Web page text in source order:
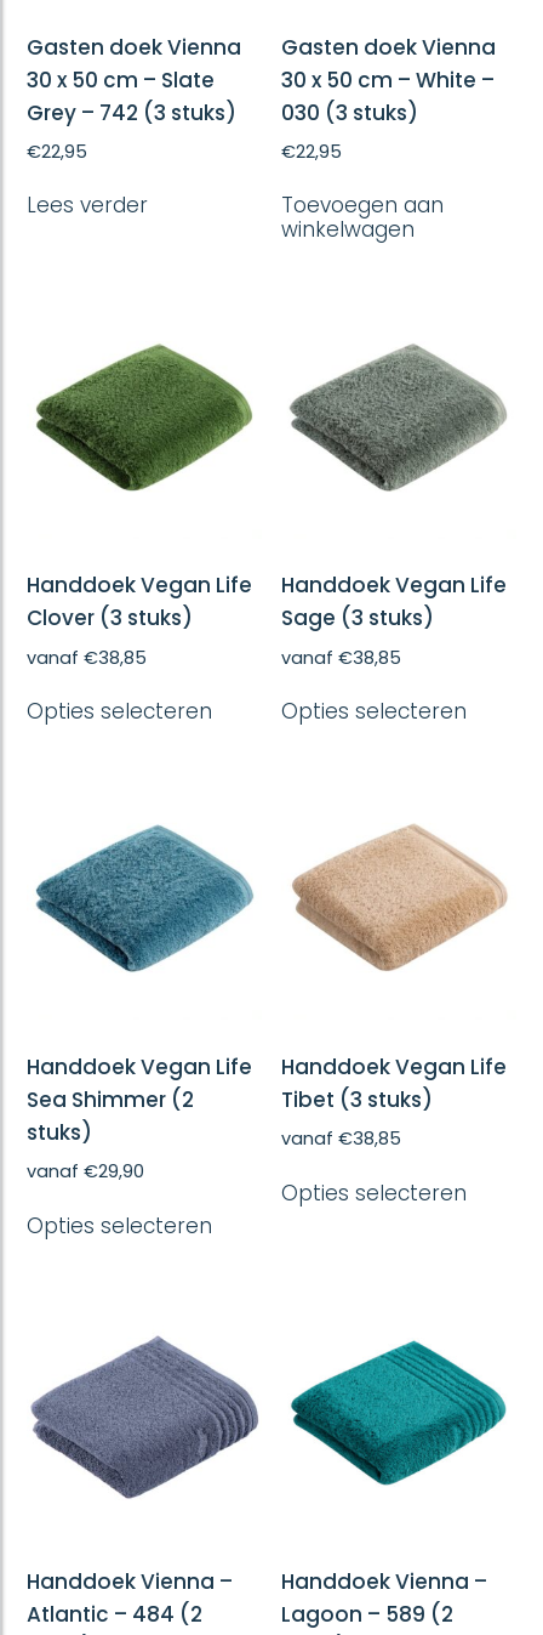
Gasten doek Vienna
30 x 50 cm – Slate
Grey – 742 (3 stuks)
€22,95
Lees verder
Gasten doek Vienna
30 x 50 cm – White –
030 (3 stuks)
€22,95
Toevoegen aan
winkelwagen
Handdoek Vegan Life
Clover (3 stuks)
vanaf€38,85
Opties selecteren product
kan
gekozen
worden
op
Handdoek Vegan Life
Sage (3 stuks)
vanaf€38,85
Opties selecteren
kan
op
Handdoek Vegan Life
Sea Shimmer (2
stuks)
vanaf€29,90
Opties selecteren
kan
gekozen
worden
op
Handdoek Vegan Life
Tibet (3 stuks)
vanaf€38,85
Opties selecteren
op
de
Handdoek Vienna –
Atlantic – 484 (2
Handdoek Vienna –
Lagoon – 589 (2